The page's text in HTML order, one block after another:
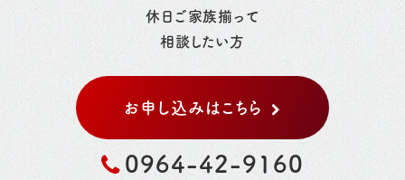
休日ご家族揃って
相談したい方
お申し込みはこちら
0964-42-9160